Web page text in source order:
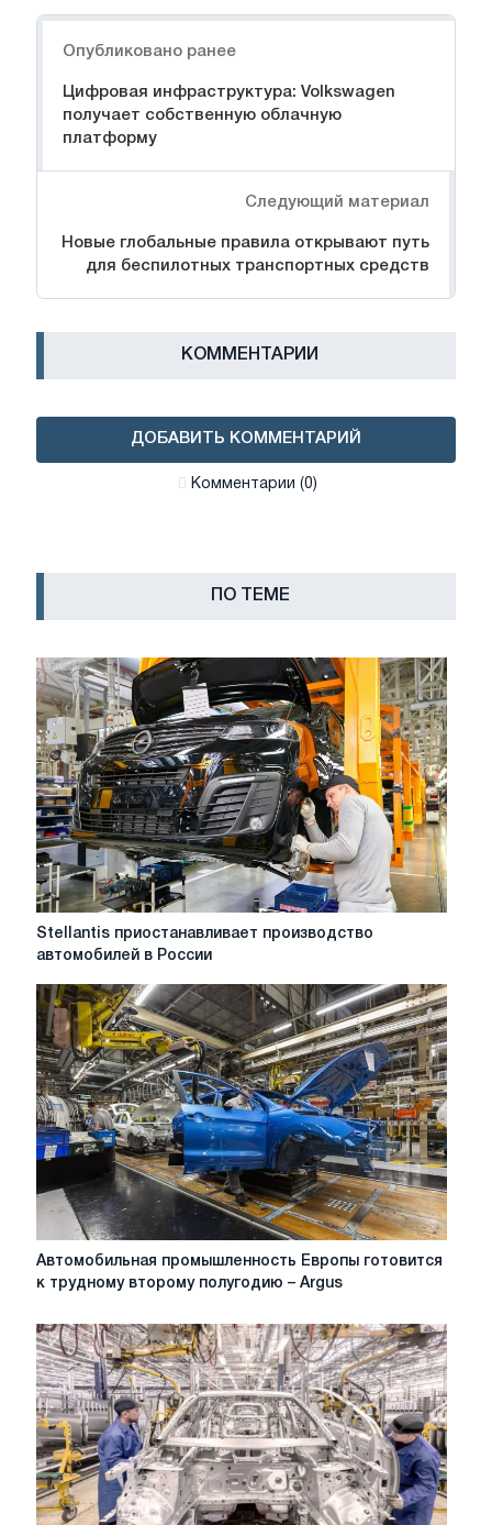
Опубликовано ранее
Цифровая инфраструктура: Volkswagen
получает собственную облачную
платформу
Следующий материал
Новые глобальные правила открывают путь
для беспилотных транспортных средств
КОММЕНТАРИИ
ДОБАВИТЬ КОММЕНТАРИЙ
Комментарии (0)
ПО ТЕМЕ
Stellantis
приостанавливает
автомобилей
в
России
Stellantis приостанавливает производство
автомобилей в России
Автомобильная
к
трудному
второму
полугодию
–
Argus
Автомобильная промышленность Европы готовится
к трудному второму полугодию – Argus